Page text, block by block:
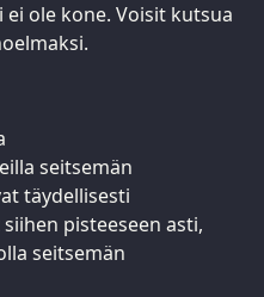
ole kone. Voisit kutsua
seitsemän
täydellisesti
pisteeseen asti,
seitsemän